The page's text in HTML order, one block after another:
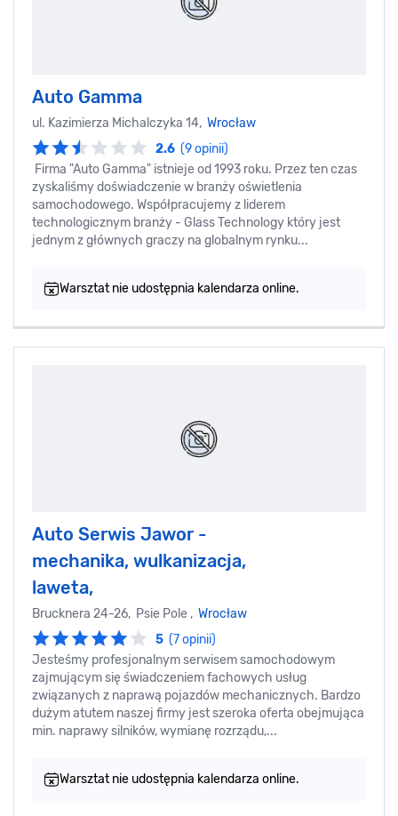
Auto Gamma
ul. Kazimierza Michalczyka 14, Wrocław
2.6 (9 opinii)
Firma "Auto Gamma" istnieje od 1993 roku. Przez ten czas
zyskaliśmy doświadczenie w branży oświetlenia
samochodowego. Współpracujemy z liderem
technologicznym branży - Glass Technology który jest
jednym z głównych graczy na globalnym rynku...
Warsztat nie udostępnia kalendarza online.
Auto Serwis Jawor -
mechanika, wulkanizacja,
laweta,
Brucknera 24-26, Psie Pole , Wrocław
5 (7 opinii)
Jesteśmy profesjonalnym serwisem samochodowym
zajmującym się świadczeniem fachowych usług
związanych z naprawą pojazdów mechanicznych. Bardzo
dużym atutem naszej firmy jest szeroka oferta obejmująca
min. naprawy silników, wymianę rozrządu,...
Warsztat nie udostępnia kalendarza online.